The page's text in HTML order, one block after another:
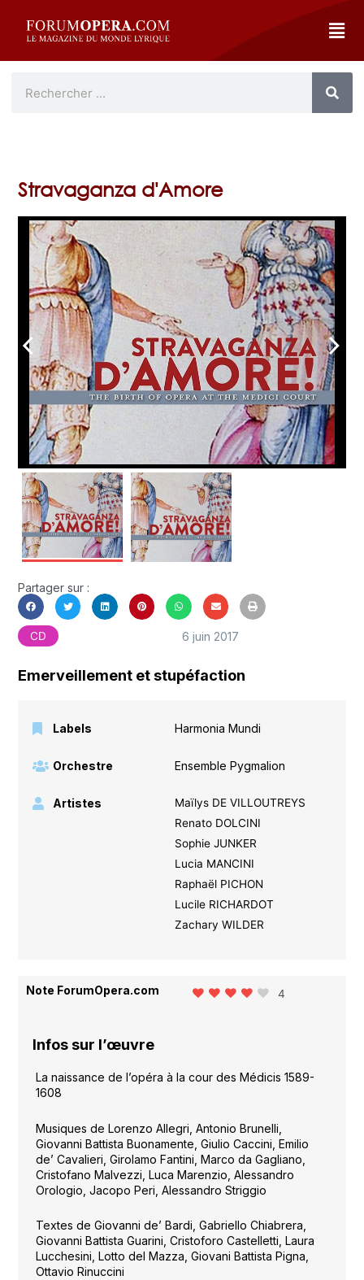
Stravaganza d'Amore
arrow_back_ios arrow_forward_ios
Partager sur :
CD 6 juin 2017
Emerveillement et stupéfaction
Labels Harmonia Mundi
Orchestre Ensemble Pygmalion
Artistes
Maïlys DE VILLOUTREYS
Renato DOLCINI
Sophie JUNKER
Lucia MANCINI
Raphaël PICHON
Lucile RICHARDOT
Zachary WILDER
Note ForumOpera.com 4
Infos sur l’œuvre
La naissance de l’opéra à la cour des Médicis 1589-
1608
Musiques de Lorenzo Allegri, Antonio Brunelli,
Giovanni Battista Buonamente, Giulio Caccini, Emilio
de’ Cavalieri, Girolamo Fantini, Marco da Gagliano,
Cristofano Malvezzi, Luca Marenzio, Alessandro
Orologio, Jacopo Peri, Alessandro Striggio
Textes de Giovanni de’ Bardi, Gabriello Chiabrera,
Giovanni Battista Guarini, Cristoforo Castelletti, Laura
Lucchesini, Lotto del Mazza, Giovani Battista Pigna,
Ottavio Rinuccini